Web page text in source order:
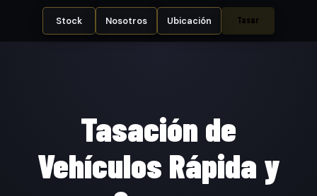
Stock Nosotros Ubicación Tasar
Tasación de
Vehículos Rápida y